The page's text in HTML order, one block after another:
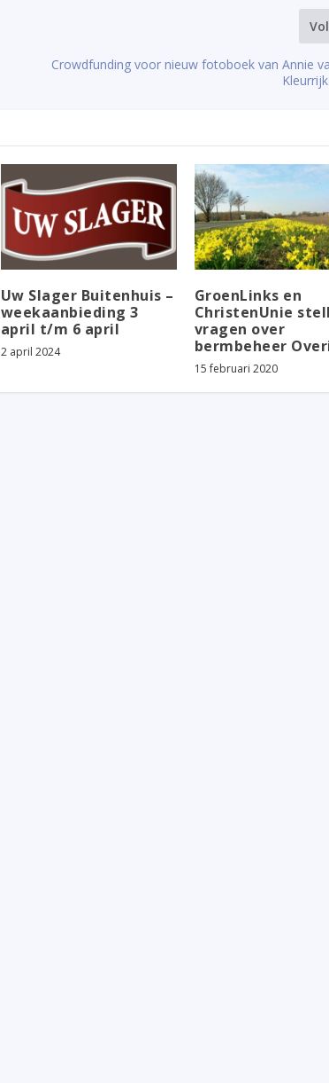
Crowdfunding voor nieuw fotoboek van Annie
Uw Slager Buitenhuis –
weekaanbieding 3
april t/m 6 april
2 april 2024
GroenLinks en
ChristenUnie
vragen over
bermbeheer
15 februari 2020